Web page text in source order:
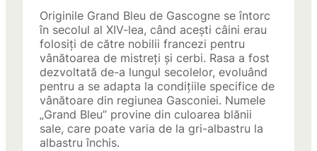
Originile Grand Bleu de Gascogne se întorc
în secolul al XIV-lea, când acești câini erau
folosiți de către nobilii francezi pentru
vânătoarea de mistreți și cerbi. Rasa a fost
dezvoltată de-a lungul secolelor, evoluând
pentru a se adapta la condițiile specifice de
vânătoare din regiunea Gasconiei. Numele
„Grand Bleu” provine din culoarea blănii
sale, care poate varia de la gri-albastru la
albastru închis.